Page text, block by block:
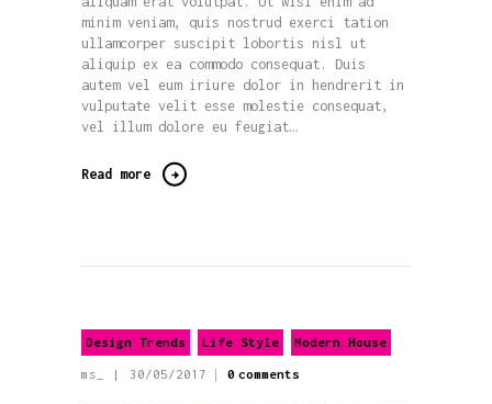
minim veniam, quis nostrud exerci tation
ullamcorper suscipit lobortis nisl ut
aliquip ex ea commodo consequat. Duis
autem vel eum iriure dolor in hendrerit in
vulputate velit esse molestie consequat,
vel illum dolore eu feugiat…
Read more
Design Trends Life Style Modern House
ms_ 30/05/2017 0 comments